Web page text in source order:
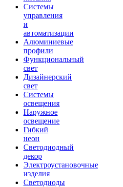
Системы
управления
и
автоматизации
Алюминиевые
профили
Функциональный
свет
Дизайнерский
свет
Системы
освещения
Наружное
освещение
Гибкий
неон
Светодиодный
декор
Электроустановочные
изделия
Светодиоды